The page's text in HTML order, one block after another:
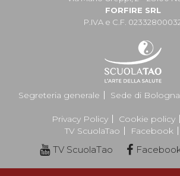
FORFIRE SRL
P.IVA e C.F.
Segreteria generale Sede di Bologna
Privacy Policy Cookie policy
TV ScuolaTao
Facebook
TV ScuolaTao